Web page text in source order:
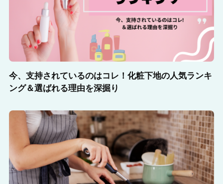
今、支持されているのはコレ！化粧下地の人気ランキ
ング＆選ばれる理由を深掘り